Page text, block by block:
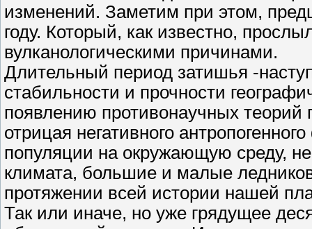
изменений. Заметим при этом,
году. Который, как известно,
вулканологическими причинами.
Длительный период затишья -
стабильности и прочности
появлению противонаучных теорий
отрицая негативного
популяции на окружающую среду,
климата, большие и малые
протяжении всей истории нашей
Так или иначе, но уже грядущее